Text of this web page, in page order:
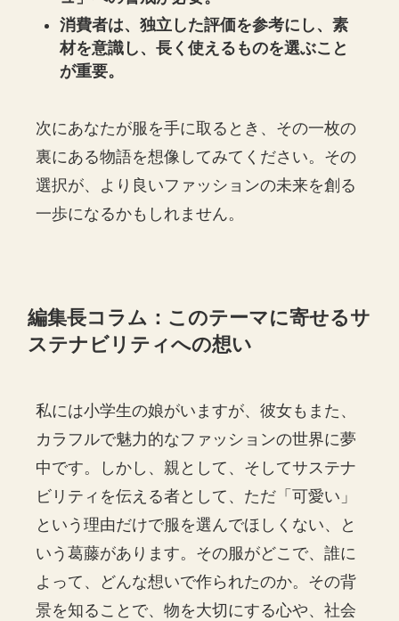
消費者は、独立した評価を参考にし、素
材を意識し、長く使えるものを選ぶこと
が重要。
次にあなたが服を手に取るとき、その一枚の
裏にある物語を想像してみてください。その
選択が、より良いファッションの未来を創る
一歩になるかもしれません。
編集長コラム：このテーマに寄せるサ
ステナビリティへの想い
私には小学生の娘がいますが、彼女もまた、
カラフルで魅力的なファッションの世界に夢
中です。しかし、親として、そしてサステナ
ビリティを伝える者として、ただ「可愛い」
という理由だけで服を選んでほしくない、と
いう葛藤があります。その服がどこで、誰に
よって、どんな想いで作られたのか。その背
景を知ることで、物を大切にする心や、社会